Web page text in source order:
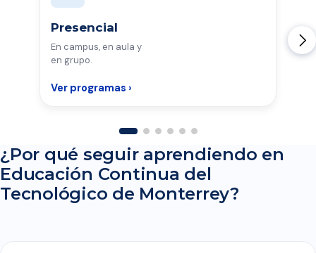
Presencial
En campus, en aula y
en grupo.
Ver programas ›
¿Por qué seguir aprendiendo en
Educación Continua del
Tecnológico de Monterrey?
CONOCE EDUCACIÓN CONTINUA DEL TECNOLÓGICO DE
MONTERREY